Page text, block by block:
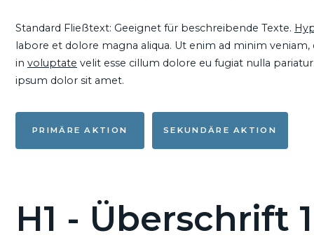
Standard Fließtext: Geeignet für beschreibende Texte.
labore et dolore magna aliqua. Ut enim ad minim
in voluptate velit esse cillum dolore eu fugiat nulla
ipsum dolor sit amet.
PRIMÄRE AKTION SEKUNDÄRE AKTION
H1 - Überschrift 1